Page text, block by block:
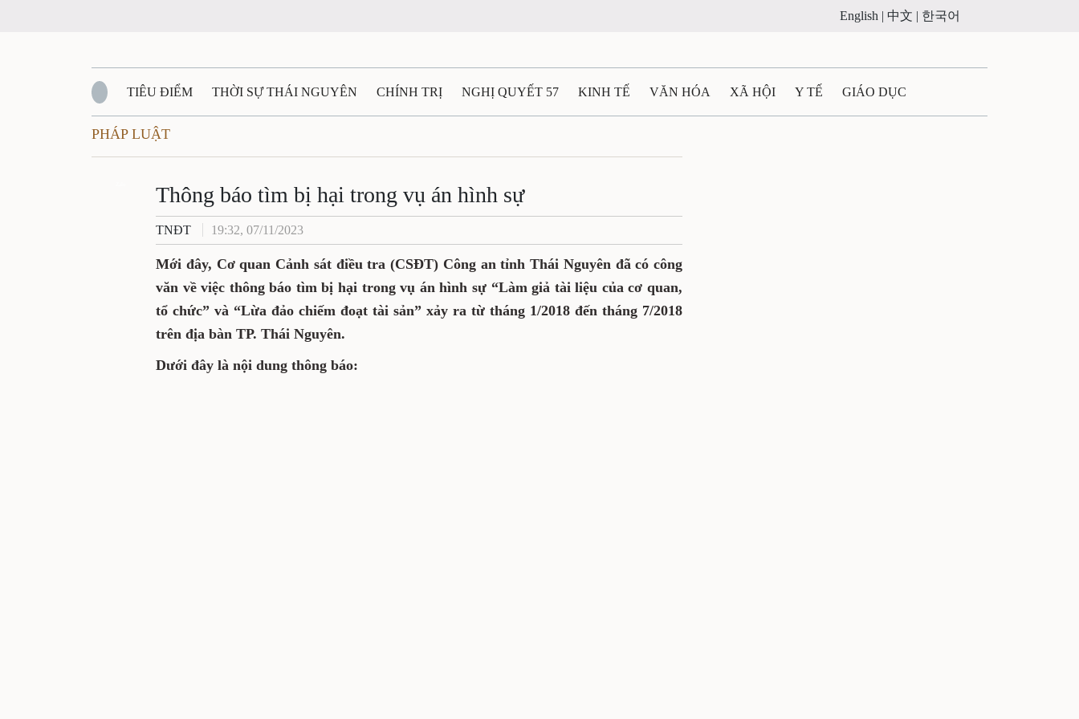
English | 中文 | 한국어
TIÊU ĐIỂM THỜI SỰ THÁI NGUYÊN CHÍNH TRỊ NGHỊ QUYẾT 57 KINH TẾ VĂN HÓA XÃ HỘI Y TẾ GIÁO DỤC
QUỐC PHÒNG - AN NINH
QUÊ HƯƠNG - ĐẤT NƯỚC QUỐC TẾ TÀI NGUYÊN - MÔI TRƯỜNG
VĂN BẢN, CHÍNH SÁCH MỚI VĂN NGHỆ THÁI NGUYÊN
PHÁP LUẬT
Thông báo tìm bị hại trong vụ án hình sự
TNĐT 19:32, 07/11/2023
Mới đây, Cơ quan Cảnh sát điều tra (CSĐT) Công an tỉnh Thái Nguyên đã có công
văn về việc thông báo tìm bị hại trong vụ án hình sự “Làm giả tài liệu của cơ quan,
tổ chức” và “Lừa đảo chiếm đoạt tài sản” xảy ra từ tháng 1/2018 đến tháng 7/2018
trên địa bàn TP. Thái Nguyên.
Dưới đây là nội dung thông báo: